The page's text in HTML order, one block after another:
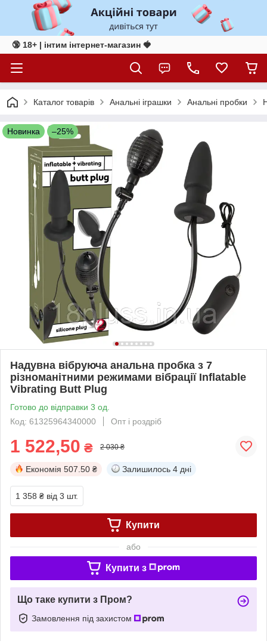
🔞 18+ | інтим інтернет-магазин 🍓
Каталог товарів Анальні іграшки Анальні пробки
Новинка –25%
Надувна вібруюча анальна пробка з 7
різноманітними режимами вібрації Inflatable
Vibrating Butt Plug
Готово до відправки 3 од.
Код: 61325964340000
Опт і роздріб
1 522,50 ₴ 2 030 ₴
Економія 507.50 ₴ Залишилось 4 дні
1 358 ₴ від 3 шт.
Купити
або
Купити з
Що таке купити з Пром?
Замовлення під захистом